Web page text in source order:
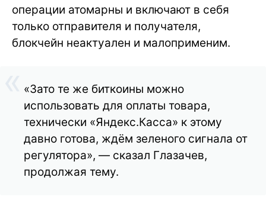
операции атомарны и включают в себя
только отправителя и получателя,
блокчейн неактуален и малоприменим.
«Зато те же биткоины можно
использовать для оплаты товара,
технически «Яндекс.Касса» к этому
давно готова, ждём зеленого сигнала от
регулятора», — сказал Глазачев,
продолжая тему.